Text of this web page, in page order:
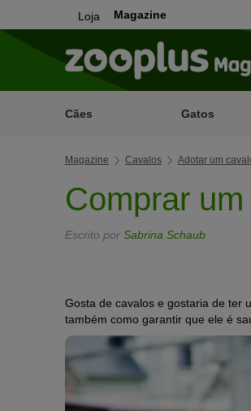
Loja Magazine
Cães Gatos
Magazine Cavalos Adotar um
Comprar
Escrito por Sabrina Schaub
Gosta de cavalos e gostaria de ter
também como garantir que ele é